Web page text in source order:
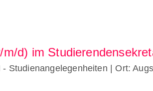
d) im
Studienangelegenheiten | Ort: